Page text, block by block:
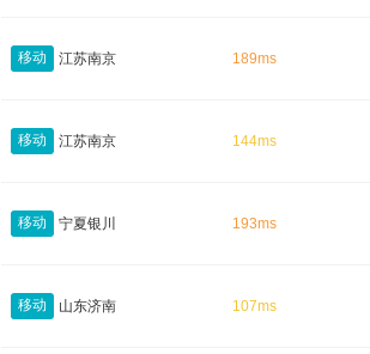
移动 江苏南京 189ms
移动 江苏南京 144ms
移动 宁夏银川 193ms
移动 山东济南 107ms